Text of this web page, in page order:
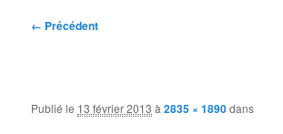
Navigation
← Précédent
Publié le 13 février 2013 à2835 × 1890dans